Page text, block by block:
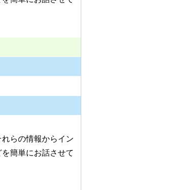
らの情報からイン
簡単にお話させて